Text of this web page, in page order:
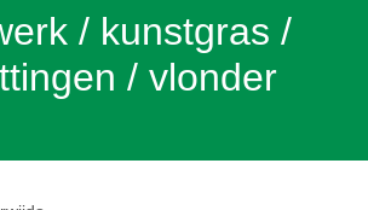
/ kunstgras /
/ vlonder